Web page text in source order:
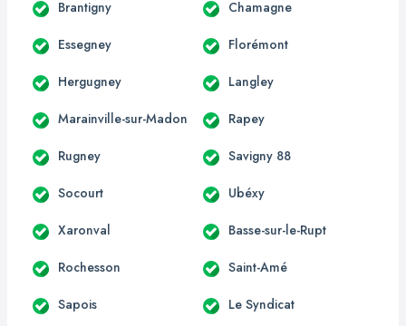
Brantigny Chamagne
Essegney Florémont
Hergugney Langley
Marainville-sur-Madon Rapey
Rugney Savigny 88
Socourt Ubéxy
Xaronval Basse-sur-le-Rupt
Rochesson Saint-Amé
Sapois Le Syndicat